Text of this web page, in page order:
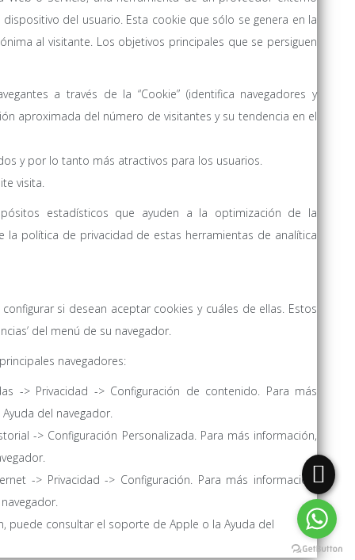
del usuario. Esta cookie que sólo se genera en la
al visitante. Los objetivos principales que se persiguen
a través de la “Cookie” (identifica navegadores y
aproximada del número de visitantes y su tendencia en el
y por lo tanto más atractivos para los usuarios.
visita.
estadísticos que ayuden a la optimización de la
política de privacidad de estas herramientas de analítica
si desean aceptar cookies y cuáles de ellas. Estos
del menú de su navegador.
navegadores:
-> Privacidad -> Configuración de contenido. Para más
del navegador.
-> Configuración Personalizada. Para más información,
-> Privacidad -> Configuración. Para más información,
puede consultar el soporte de Apple o la Ayuda del